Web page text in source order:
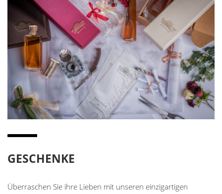
GESCHENKE
Überraschen Sie ihre Lieben mit unseren einzigartigen